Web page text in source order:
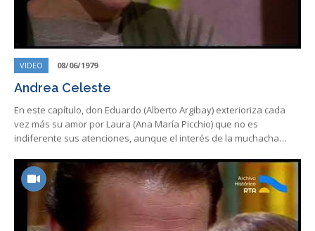
VIDEO 08/06/1979
Andrea Celeste
En este capítulo, don Eduardo (Alberto Argibay) exterioriza cada
vez más su amor por Laura (Ana María Picchio) que no es
indiferente sus atenciones, aunque el interés de la muchacha…